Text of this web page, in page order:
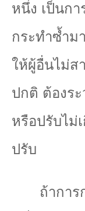
หนึ่ง เป็นกา
กระทำซ้ำม
ให้ผู้อื่นไม่ส
ปกติ ต้องร
หรือปรับไม่
ปรับ
ถ้าการ